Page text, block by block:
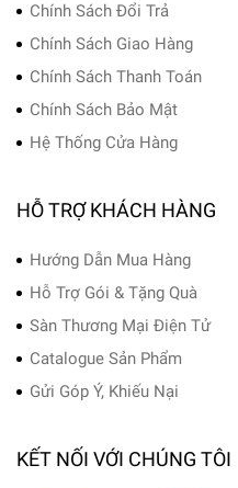
Chính Sách Đổi Trả
Chính Sách Giao Hàng
Chính Sách Thanh Toán
Chính Sách Bảo Mật
Hệ Thống Cửa Hàng
HỖ TRỢ KHÁCH HÀNG
Hướng Dẫn Mua Hàng
Hỗ Trợ Gói & Tặng Quà
Sàn Thương Mại Điện Tử
Catalogue Sản Phẩm
Gửi Góp Ý, Khiếu Nại
KẾT NỐI VỚI CHÚNG TÔI